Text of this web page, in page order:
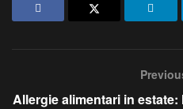
Allergie alimentari in